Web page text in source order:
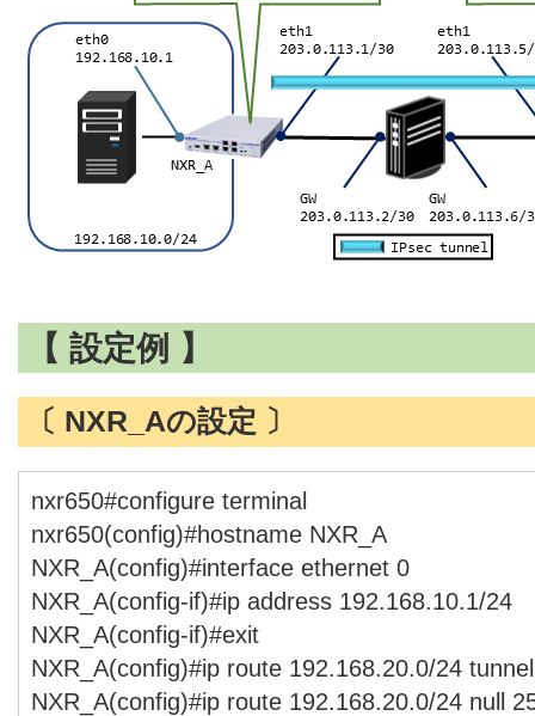
【 設定例 】
〔 NXR_Aの設定 〕
nxr650#configure terminal
nxr650(config)#hostname NXR_A
NXR_A(config)#interface ethernet 0
NXR_A(config-if)#ip address 192.168.10.1/24
NXR_A(config-if)#exit
NXR_A(config)#ip route 192.168.20.0/24
NXR_A(config)#ip route 192.168.20.0/24 null